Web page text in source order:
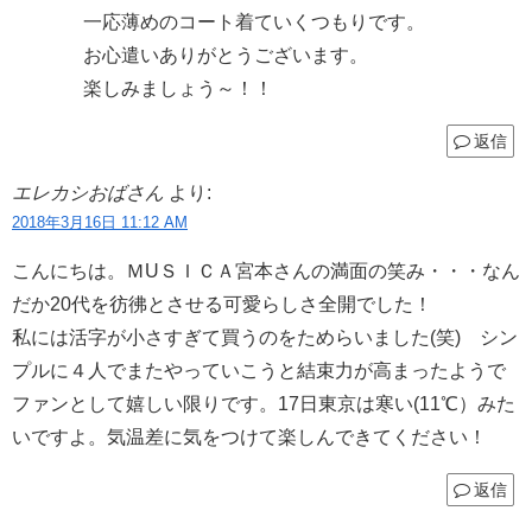
一応薄めのコート着ていくつもりです。
お心遣いありがとうございます。
楽しみましょう～！！
返信
エレカシおばさん より:
2018年3月16日 11:12 AM
こんにちは。ＭUＳＩＣＡ宮本さんの満面の笑み・・・なん
だか20代を彷彿とさせる可愛らしさ全開でした！
私には活字が小さすぎて買うのをためらいました(笑) シン
プルに４人でまたやっていこうと結束力が高まったようで
ファンとして嬉しい限りです。17日東京は寒い(11℃）みた
いですよ。気温差に気をつけて楽しんできてください！
返信